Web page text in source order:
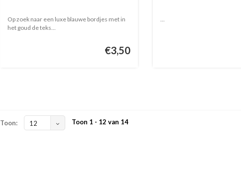
Op zoek naar een luxe blauwe bordjes met in
het goud de teks...
€3,50
Toon: 12 Toon 1 - 12 van 14